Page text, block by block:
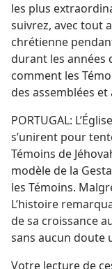
les plus
suivrez, avec tout
chrétienne
durant les années
comment les
des assemblées
PORTUGAL:
s’unirent pour
Témoins de
modèle de la
les Témoins.
L’histoire
de sa croissance
sans aucun doute
Votre lecture de